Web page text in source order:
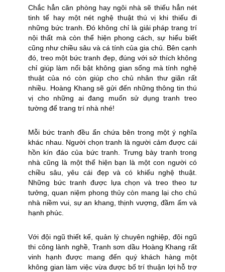
Chắc hẳn căn phòng hay ngôi nhà sẽ thiếu hẳn nét
tinh tế hay một nét nghệ thuật thú vị khi thiếu đi
những bức tranh. Đó không chỉ là giải pháp trang trí
nội thất mà còn thể hiện phong cách, sự hiểu biết
cũng như chiều sâu và cá tính của gia chủ. Bên cạnh
đó, treo một bức tranh đẹp, đúng với sở thích không
chỉ giúp làm nổi bật không gian sống mà tính nghệ
thuật của nó còn giúp cho chủ nhân thư giãn rất
nhiều. Hoàng Khang sẽ gửi đến những thông tin thú
vị cho những ai đang muốn sử dụng tranh treo
tường để trang trí nhà nhé!
Mỗi bức tranh đều ẩn chứa bên trong một ý nghĩa
khác nhau. Người chọn tranh là người cảm được cái
hồn kín đáo của bức tranh. Trưng bày tranh trong
nhà cũng là một thể hiện bạn là một con người có
chiều sâu, yêu cái đẹp và có khiếu nghệ thuật.
Những bức tranh được lựa chọn và treo theo tư
tưởng, quan niệm phong thủy còn mang lại cho chủ
nhà niềm vui, sự an khang, thịnh vượng, đầm ấm và
hạnh phúc.
Với đội ngũ thiết kế, quản lý chuyên nghiệp, đội ngũ
thi công lành nghề, Tranh sơn dầu Hoàng Khang rất
vinh hạnh được mang đến quý khách hàng một
không gian làm việc vừa được bố trí thuận lợi hỗ trợ